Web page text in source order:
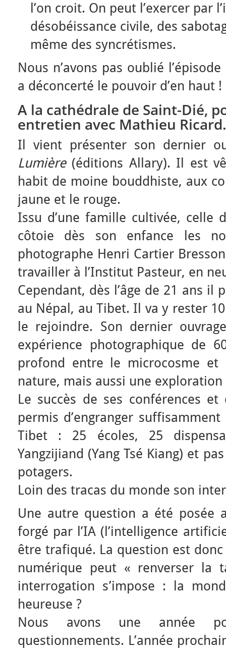
l’on croit. On peut l’exercer par
désobéissance civile, des
même des syncrétismes.
Nous n’avons pas oublié
a déconcerté le pouvoir d’en haut !
A la cathédrale de Saint-Dié,
entretien avec Mathieu Ricard.
Il vient présenter son dernier
Lumière(éditions Allary). Il est
habit de moine bouddhiste, aux
jaune et le rouge.
Issu d’une famille cultivée, celle
côtoie dès son enfance les
photographe Henri Cartier
travailler à l’Institut Pasteur, en
Cependant, dès l’âge de 21 ans il
au Népal, au Tibet. Il va y rester
le rejoindre. Son dernier
expérience photographique de
profond entre le microcosme et
nature, mais aussi une
Le succès de ses conférences
permis d’engranger
Tibet : 25 écoles, 25
Yangzijiand (Yang Tsé Kiang) et
potagers.
Loin des tracas du monde son
Une autre question a été posée
forgé par l’IA (l’intelligence
être trafiqué. La question est
numérique peut « renverser la
interrogation s’impose : la
heureuse ?
Nous avons une année
questionnements. L’année